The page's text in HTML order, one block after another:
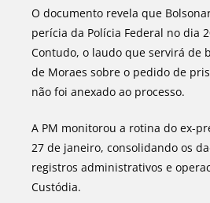
O documento revela que
perícia da Polícia Federal no dia
Contudo, o laudo que servirá de
de Moraes sobre o pedido de
não foi anexado ao processo.
A PM monitorou a rotina do ex-
27 de janeiro, consolidando os
registros administrativos e
Custódia.